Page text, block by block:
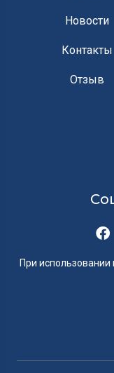
Новости
Контакты
Отзыв
При